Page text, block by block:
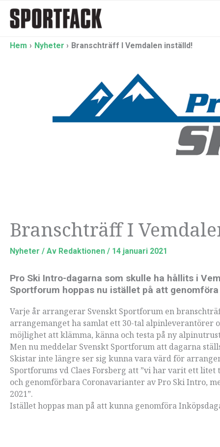
innehåll
Hem Nyheter Branschträff I Vemdalen inställd!
Branschträff I
Nyheter / Av Redaktionen / 14 januari 2021
Pro Ski Intro-dagarna som skulle ha hållits i
Sportforum hoppas nu istället på att
Varje år arrangerar Svenskt Sportforum en
arrangemanget ha samlat ett 30-tal alpinleverantörer
möjlighet att klämma, känna och testa på ny
Men nu meddelar Svenskt Sportforum att dagarna
Skistar inte längre ser sig kunna vara värd för
Sportforums vd Claes Forsberg att ”vi har varit ett
och genomförbara Coronavarianter av Pro Ski Intro,
2021”.
Istället hoppas man på att kunna genomföra